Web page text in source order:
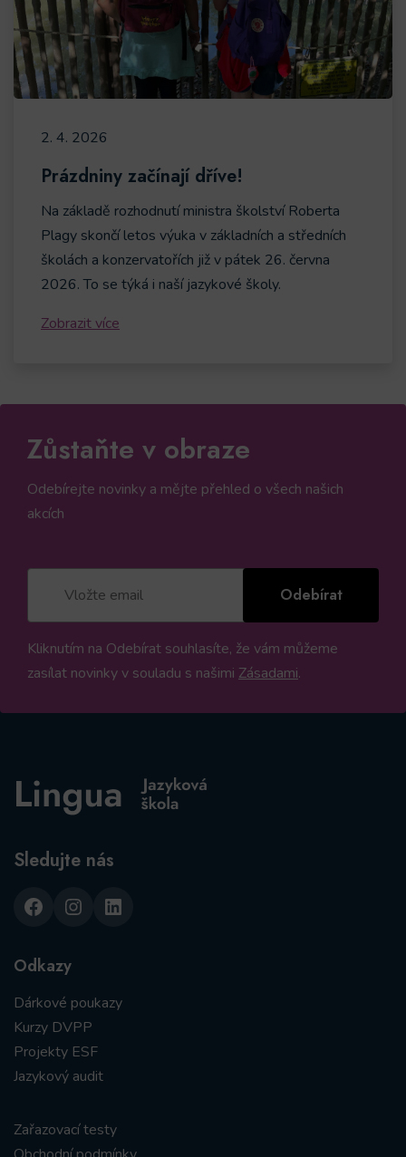
2. 4. 2026
Prázdniny začínají dříve!
Na základě rozhodnutí ministra školství Roberta
Plagy skončí letos výuka v základních a středních
školách a konzervatořích již v pátek 26. června
2026. To se týká i naší jazykové školy.
Zobrazit více
Zůstaňte v obraze
Odebírejte novinky a mějte přehled o všech našich
akcích
Odebírat
Kliknutím na Odebírat souhlasíte, že vám můžeme
zasílat novinky v souladu s našimi Zásadami.
Sledujte nás
Facebook
Instagram
LinkedIn
Odkazy
Dárkové poukazy
Kurzy DVPP
Projekty ESF
Jazykový audit
Zařazovací testy